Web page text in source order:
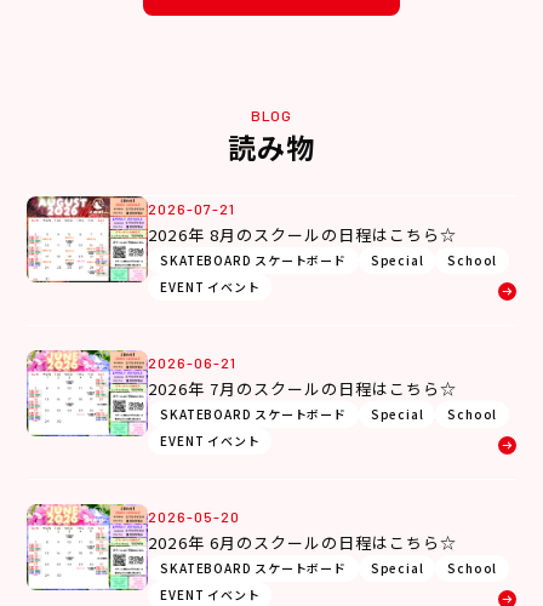
BLOG
読み物
2026-07-21
2026年 8月のスクールの日程はこちら☆
SKATEBOARD スケートボード Special
School
EVENT イベント
2026-06-21
2026年 7月のスクールの日程はこちら☆
SKATEBOARD スケートボード Special
School
EVENT イベント
2026-05-20
2026年 6月のスクールの日程はこちら☆
SKATEBOARD スケートボード Special
School
EVENT イベント